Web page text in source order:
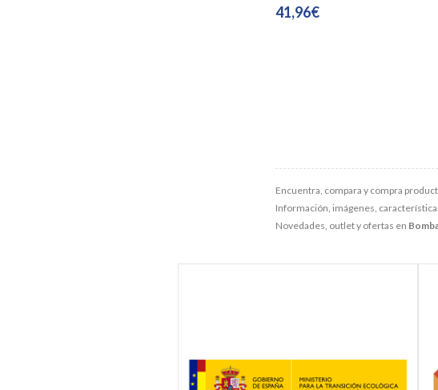
Encuentra, compara y compra
Información, imágenes,
Novedades, outlet y ofertas en
41,96€